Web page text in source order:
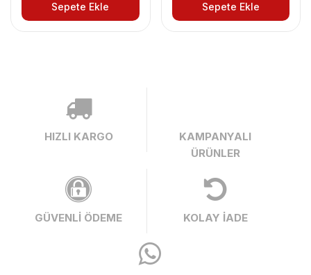
Sepete Ekle Sepete Ekle
HIZLI KARGO
KAMPANYALI
ÜRÜNLER
GÜVENLİ ÖDEME KOLAY İADE